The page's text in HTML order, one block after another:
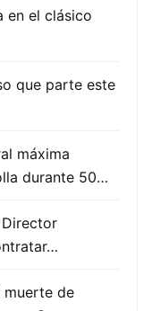
en el clásico
que parte este
máxima
durante 50…
Director
de